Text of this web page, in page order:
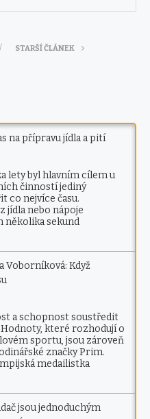
STARŠÍ ČLÁNEK
na přípravu jídla a pití
lety byl hlavním cílem u
činností jediný
co nejvíce času.
jídla nebo nápoje
několika sekund
Voborníková: Když
a schopnost soustředit
Hodnoty, které rozhodují o
sportu, jsou zároveň
značky Prim.
medailistka
jsou jednoduchým